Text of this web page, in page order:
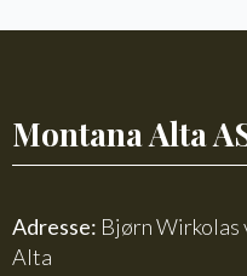
Montana Alta
Adresse: Bjørn Wirkolas
Alta